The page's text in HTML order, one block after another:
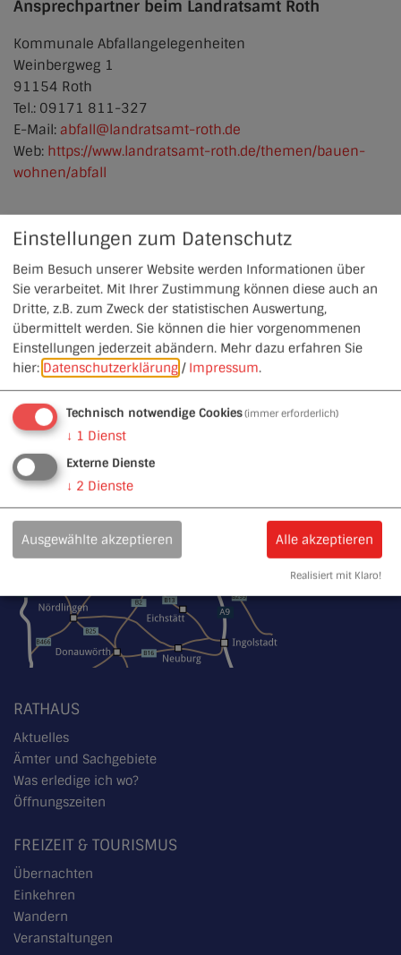
Ansprechpartner beim Landratsamt Roth
Kommunale Abfallangelegenheiten
Weinbergweg 1
91154 Roth
Tel.: 09171 811-327
E-Mail: abfall@landratsamt-roth.de
Web: https://www.landratsamt-roth.de/themen/bauen-
wohnen/abfall
RATHAUS
Aktuelles
Ämter und Sachgebiete
Was erledige ich wo?
Öffnungszeiten
FREIZEIT & TOURISMUS
Übernachten
Einkehren
Wandern
Veranstaltungen
Einstellungen zum Datenschutz
Beim Besuch unserer Website werden Informationen über
Sie verarbeitet. Mit Ihrer Zustimmung können diese auch an
Dritte, z.B. zum Zweck der statistischen Auswertung,
übermittelt werden. Sie können die hier vorgenommenen
Einstellungen jederzeit abändern. Mehr dazu erfahren Sie
hier: Datenschutzerklärung / Impressum.
Technisch notwendige Cookies(immer erforderlich)
↓ 1 Dienst
Externe Dienste
↓ 2 Dienste
Ausgewählte akzeptieren Alle akzeptieren
Realisiert mit Klaro!